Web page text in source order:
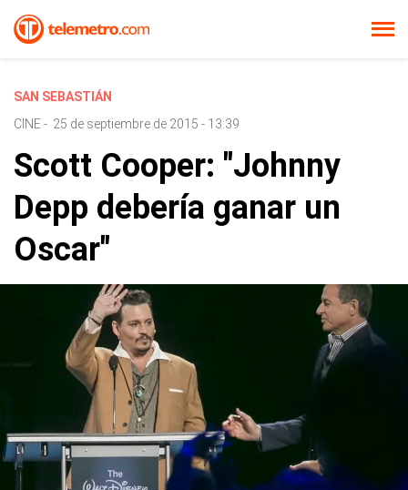
SAN SEBASTIÁN
CINE- 25 de septiembre de 2015 - 13:39
Scott Cooper: "Johnny
Depp debería ganar un
Oscar"